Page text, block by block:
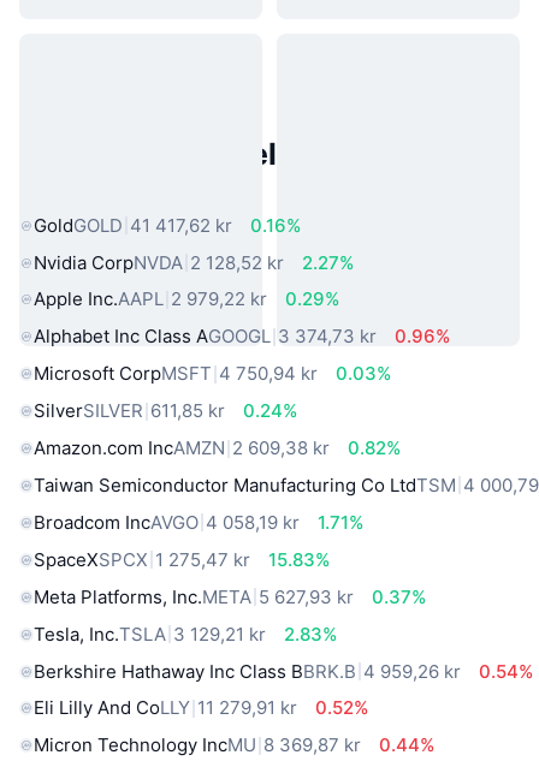
Populære eiendeler fra den
GoldGOLD 41 417,62 kr
0.16%
Nvidia CorpNVDA 2 128,52 kr
2.27%
Apple Inc.AAPL 2 979,22 kr
0.29%
Alphabet Inc Class AGOOGL 3 374,73 kr
0.96%
Microsoft CorpMSFT 4 750,94 kr
0.03%
SilverSILVER 611,85 kr
0.24%
Amazon.com IncAMZN 2 609,38 kr
0.82%
Taiwan Semiconductor Manufacturing Co LtdTSM 4
Broadcom IncAVGO 4 058,19 kr
1.71%
SpaceXSPCX 1 275,47 kr
15.83%
Meta Platforms, Inc.META 5 627,93 kr
0.37%
Tesla, Inc.TSLA 3 129,21 kr
2.83%
Berkshire Hathaway Inc Class BBRK.B 4 959,26 kr
0.54%
Eli Lilly And CoLLY 11 279,91 kr
0.52%
Micron Technology IncMU 8 369,87 kr
0.44%